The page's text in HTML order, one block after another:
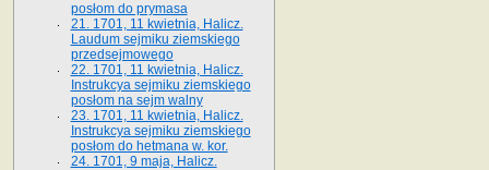
posłom do prymasa
21. 1701, 11 kwietnia, Halicz.
Laudum sejmiku ziemskiego
przedsejmowego
22. 1701, 11 kwietnia, Halicz.
Instrukcya sejmiku ziemskiego
posłom na sejm walny
23. 1701, 11 kwietnia, Halicz.
Instrukcya sejmiku ziemskiego
posłom do hetmana w. kor.
24. 1701, 9 maja, Halicz.